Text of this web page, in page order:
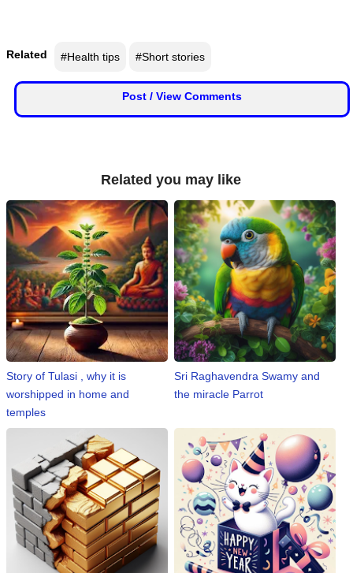
d
a
i
n
m
e
n
t
🎬 Sandalwood
🎥 Trailers
🎥 Comedy
🎥 Web Series
Related #Health tips #Short stories
Post / View Comments
Related you may like
Story of Tulasi , why it is
worshipped in home and
temples
Sri Raghavendra Swamy and
the miracle Parrot